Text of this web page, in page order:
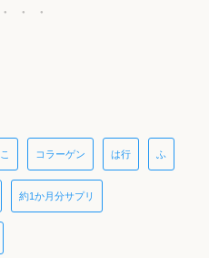
こ コラーゲン は行 ふ
約1か月分サプリ